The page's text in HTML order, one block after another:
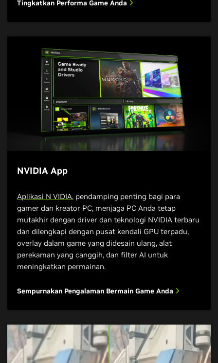
terbaik untuk audiens Anda.
Langsung Anda
Tingkatkan Performa Game Anda
NVIDIA App
Aplikasi N VIDIA, pendamping penting bagi para
gamer dan kreator PC, menjaga PC Anda tetap
mutakhir dengan driver dan teknologi NVIDIA terbaru
dan dilengkapi dengan pusat kendali GPU terpadu,
overlay dalam game yang didesain ulang, alat
perekaman yang canggih, dan filter AI untuk
meningkatkan permainan.
Sempurnakan Pengalaman Bermain Game Anda